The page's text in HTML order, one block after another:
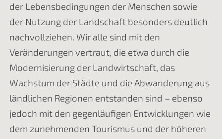
der Lebensbedingungen der Menschen sowie
der Nutzung der Landschaft besonders deutlich
nachvollziehen. Wir alle sind mit den
Veränderungen vertraut, die etwa durch die
Modernisierung der Landwirtschaft, das
Wachstum der Städte und die Abwanderung aus
ländlichen Regionen entstanden sind – ebenso
jedoch mit den gegenläufigen Entwicklungen wie
dem zunehmenden Tourismus und der höheren